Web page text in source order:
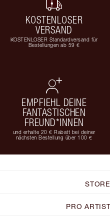
KOSTENLOSER
VERSAND
KOSTENLOSER Standardversand für
Bestellungen ab 59 €
EMPFIEHL DEINE
FANTASTISCHEN
FREUND*INNEN
und erhalte 20 € Rabatt bei deiner
nächsten Bestellung über 100 €
PRO